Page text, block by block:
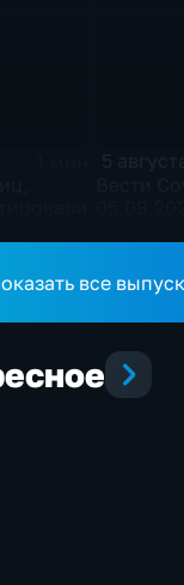
все